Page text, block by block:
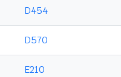
D454
D570
E210